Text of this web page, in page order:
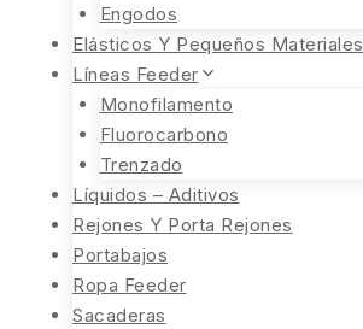
Engodos
Elásticos Y Pequeños Materiales
Líneas Feeder
Monofilamento
Fluorocarbono
Trenzado
Líquidos – Aditivos
Rejones Y Porta Rejones
Portabajos
Ropa Feeder
Sacaderas